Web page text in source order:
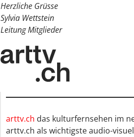
Herzliche Grüsse
Sylvia Wettstein
Leitung Mitglieder
arttv.ch das kulturfernsehen im
arttv.ch als wichtigste audio-